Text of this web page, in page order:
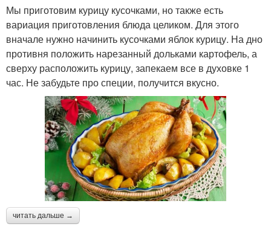
Мы приготовим курицу кусочками, но также есть
вариация приготовления блюда целиком. Для этого
вначале нужно начинить кусочками яблок курицу. На дно
противня положить нарезанный дольками картофель, а
сверху расположить курицу, запекаем все в духовке 1
час. Не забудьте про специи, получится вкусно.
читать дальше →